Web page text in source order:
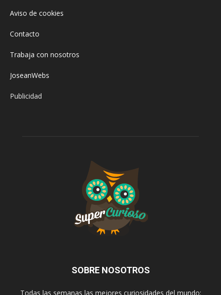
Aviso de cookies
Contacto
Trabaja con nosotros
JoseanWebs
Publicidad
SOBRE NOSOTROS
Todas las semanas las mejores curiosidades del mundo: